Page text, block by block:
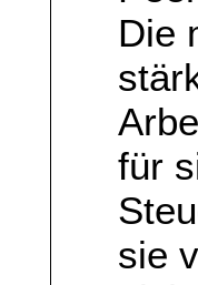
Die
für
sie